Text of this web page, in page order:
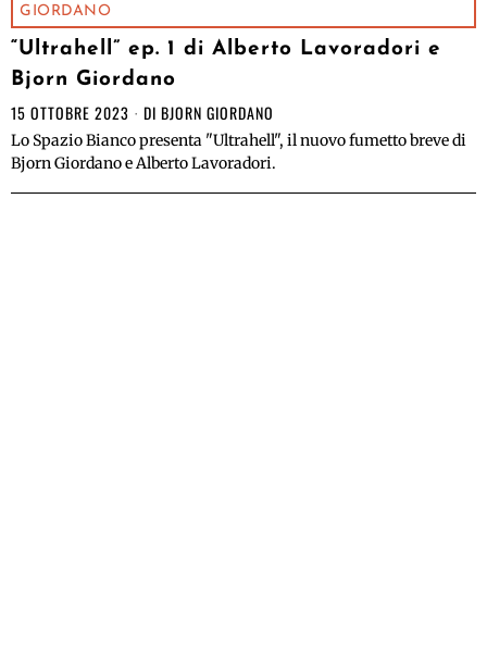
GIORDANO
“Ultrahell” ep. 1 di Alberto Lavoradori e
Bjorn Giordano
15 OTTOBRE 2023 DI BJORN GIORDANO
Lo Spazio Bianco presenta "Ultrahell", il nuovo fumetto breve di
Bjorn Giordano e Alberto Lavoradori.